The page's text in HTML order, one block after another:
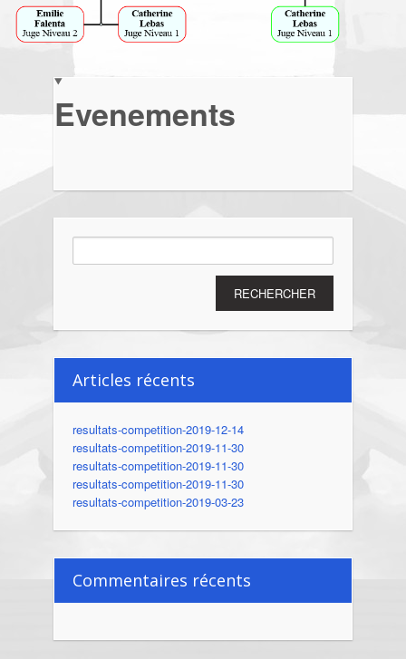
Evenements
Rechercher :
Articles récents
resultats-competition-2019-12-14
resultats-competition-2019-11-30
resultats-competition-2019-11-30
resultats-competition-2019-11-30
resultats-competition-2019-03-23
Commentaires récents